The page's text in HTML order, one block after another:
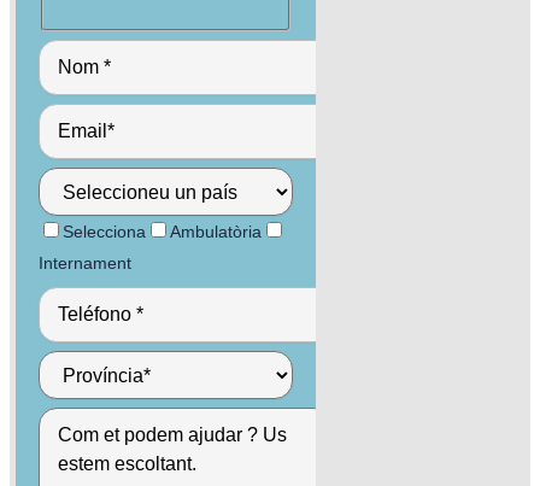
Selecciona
Ambulatòria
Internament